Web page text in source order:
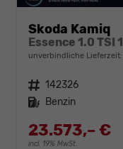
Skoda Kamiq
Essence 1.0 TSI
unverbindliche Lieferzeit:
Fahrzeugnr. 142326
Kraftstoff Benzin
23.573,– €
incl. 19% MwSt.